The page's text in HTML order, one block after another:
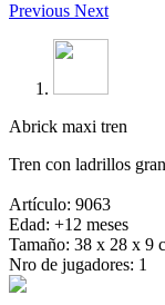
Previous Next
Abrick maxi tren
Tren con ladrillos
Artículo: 9063
Edad: +12 meses
Tamaño: 38 x 28 x 9
Nro de jugadores: 1